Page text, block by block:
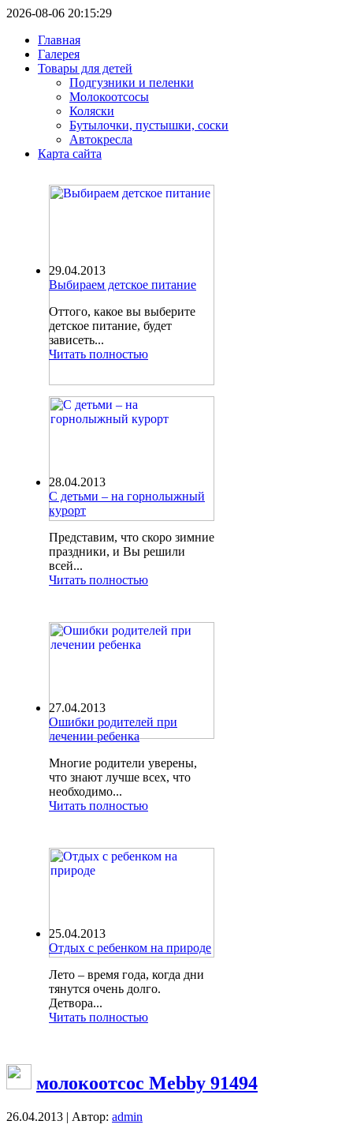
2026-08-06 20:15:29
Главная
Галерея
Товары для детей
Подгузники и пеленки
Молокоотсосы
Коляски
Бутылочки, пустышки, соски
Автокресла
Карта сайта
29.04.2013
Выбираем детское питание
Оттого, какое вы выберите
детское питание, будет
зависеть...
Читать полностью
28.04.2013
С детьми – на горнолыжный
курорт
Представим, что скоро зимние
праздники, и Вы решили
всей...
Читать полностью
27.04.2013
Ошибки родителей при
лечении ребенка
Многие родители уверены,
что знают лучше всех, что
необходимо...
Читать полностью
25.04.2013
Отдых с ребенком на природе
Лето – время года, когда дни
тянутся очень долго.
Детвора...
Читать полностью
молокоотсос Mebby 91494
26.04.2013 | Автор: admin